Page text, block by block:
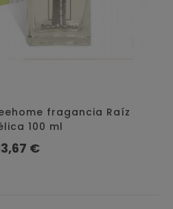
fragancia Raíz
100 ml
€